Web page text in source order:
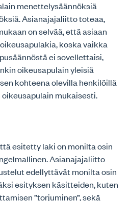
menettelysäännöksiä
Asianajajaliitto toteaa,
on selvää, että asiaan
koska vaikka
ei sovellettaisi,
oikeusapulain yleisiä
kohteena olevilla henkilöillä
mukaisesti.
esitetty laki on monilta osin
Asianajajaliitto
edellyttävät monilta osin
esityksen käsitteiden, kuten
”torjuminen”, sekä